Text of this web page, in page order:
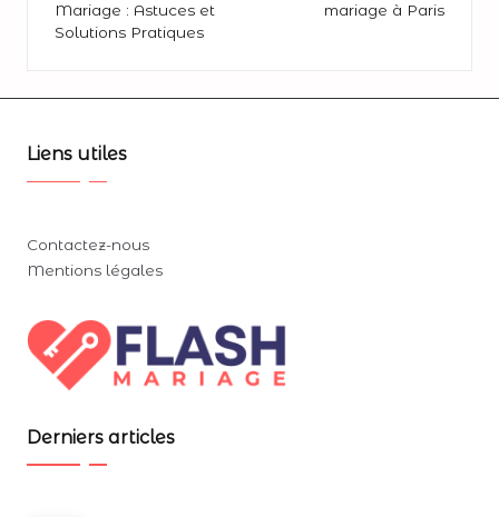
Mariage : Astuces et
Solutions Pratiques
mariage à Paris
Liens utiles
Contactez-nous
Mentions légales
Derniers articles